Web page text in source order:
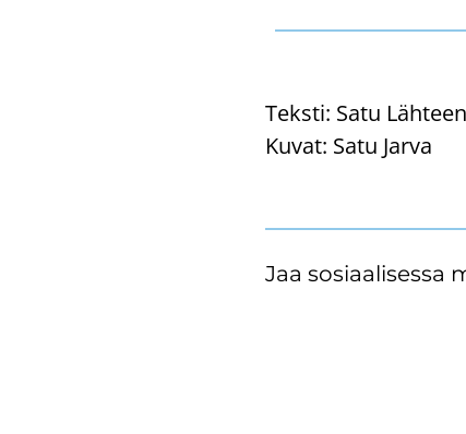
Teksti: Satu
Kuvat: Satu Jarva
Jaa sosiaalisessa